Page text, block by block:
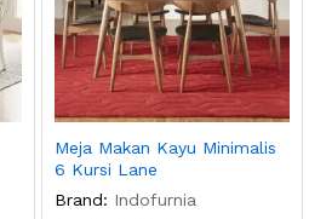
Meja Makan Kayu Minimalis
6 Kursi Lane
Brand: Indofurnia